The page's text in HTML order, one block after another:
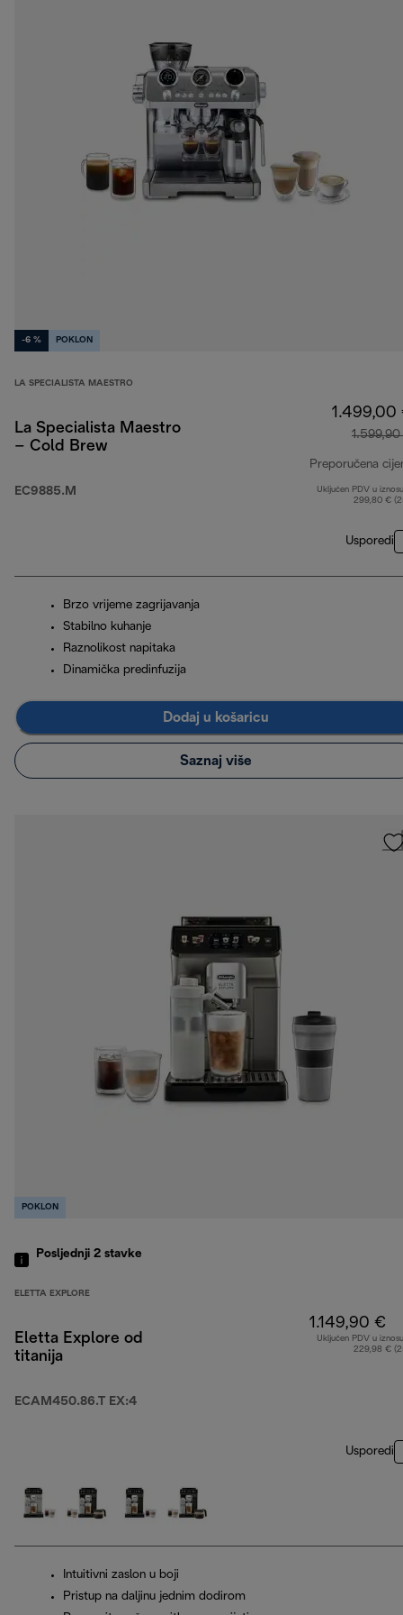
-6 % POKLON
LA SPECIALISTA MAESTRO
La Specialista Maestro
– Cold Brew
EC9885.M
1.499,00
Preporučena
Uključen PDV u
299,80 €
Usporedi
Brzo vrijeme zagrijavanja
Stabilno kuhanje
Raznolikost napitaka
Dinamička predinfuzija
Dodaj u košaricu
Saznaj više
POKLON
Posljednji 2 stavke
ELETTA EXPLORE
Eletta Explore od
titanija
ECAM450.86.T EX:4
1.149,90 €
Uključen PDV u
229,98 €
Usporedi
Intuitivni zaslon u boji
Pristup na daljinu jednim dodirom